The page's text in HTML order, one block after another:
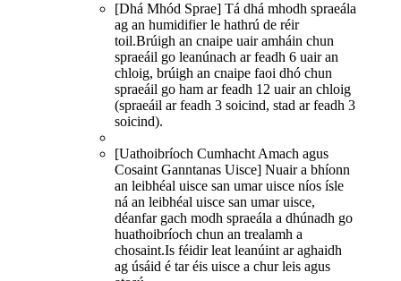
[Dhá Mhód Sprae] Tá dhá mhodh spraeála
ag an humidifier le hathrú de réir
toil.Brúigh an cnaipe uair amháin chun
spraeáil go leanúnach ar feadh 6 uair an
chloig, brúigh an cnaipe faoi dhó chun
spraeáil go ham ar feadh 12 uair an chloig
(spraeáil ar feadh 3 soicind, stad ar feadh 3
soicind).
[Uathoibríoch Cumhacht Amach agus
Cosaint Ganntanas Uisce] Nuair a bhíonn
an leibhéal uisce san umar uisce níos ísle
ná an leibhéal uisce san umar uisce,
déanfar gach modh spraeála a dhúnadh go
huathoibríoch chun an trealamh a
chosaint.Is féidir leat leanúint ar aghaidh
ag úsáid é tar éis uisce a chur leis agus